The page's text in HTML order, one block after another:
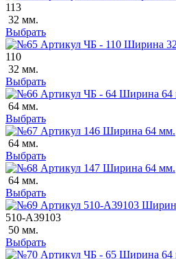
113
32 мм.
Выбрать
110
32 мм.
Выбрать
64 мм.
Выбрать
64 мм.
Выбрать
64 мм.
Выбрать
510-А39103
50 мм.
Выбрать